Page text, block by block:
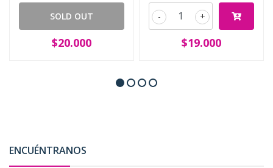
SOLD OUT
$20.000
+
-
$19.000
ENCUÉNTRANOS